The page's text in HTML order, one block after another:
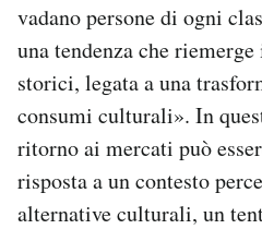
vadano persone di ogni
una tendenza che
storici, legata a una
consumi culturali». In
ritorno ai mercati può
risposta a un contesto
alternative culturali, un